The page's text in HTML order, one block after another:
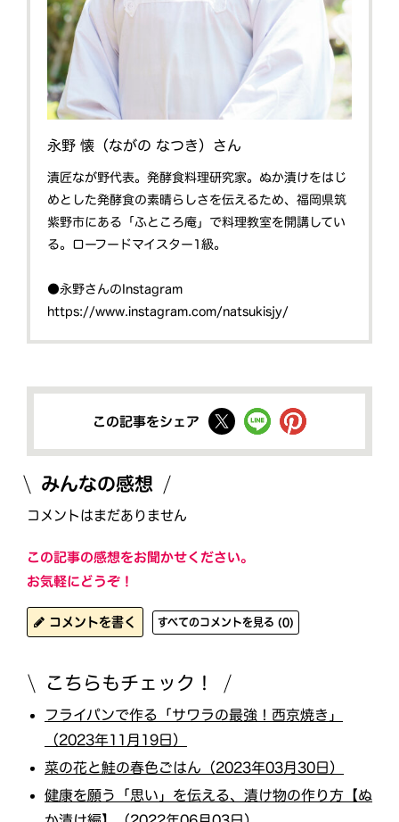
永野 懐（ながの なつき）さん
漬匠なが野代表。発酵食料理研究家。ぬか漬けをはじ
めとした発酵食の素晴らしさを伝えるため、福岡県筑
紫野市にある「ふところ庵」で料理教室を開講してい
る。ローフードマイスター1級。
●永野さんのInstagram
https://www.instagram.com/natsukisjy/
この記事をシェア
みんなの感想
コメントはまだありません
この記事の感想をお聞かせください。
お気軽にどうぞ！
コメントを書く すべてのコメントを見る (0)
こちらもチェック！
フライパンで作る「サワラの最強！西京焼き」
（2023年11月19日）
菜の花と鮭の春色ごはん（2023年03月30日）
健康を願う「思い」を伝える、漬け物の作り方【ぬ